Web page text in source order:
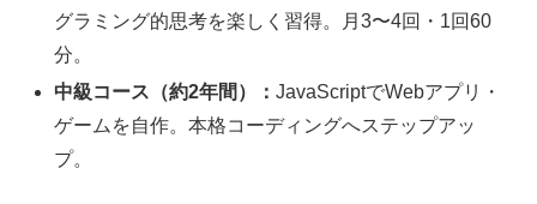
グラミング的思考を楽しく習得。月3〜4回・1回60
分。
中級コース（約2年間）：JavaScriptでWebアプリ・
ゲームを自作。本格コーディングへステップアッ
プ。